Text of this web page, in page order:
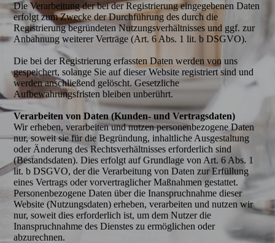
Die Verarbeitung der bei der Registrierung eingegebenen Daten
erfolgt zum Zwecke der Durchführung des durch die
Registrierung begründeten Nutzungsverhältnisses und ggf. zur
Anbahnung weiterer Verträge (Art. 6 Abs. 1 lit. b DSGVO).
Die bei der Registrierung erfassten Daten werden von uns
gespeichert, solange Sie auf dieser Website registriert sind und
werden anschließend gelöscht. Gesetzliche
Aufbewahrungsfristen bleiben unberührt.
Verarbeiten von Daten (Kunden- und Vertragsdaten)
Wir erheben, verarbeiten und nutzen personenbezogene Daten
nur, soweit sie für die Begründung, inhaltliche Ausgestaltung
oder Änderung des Rechtsverhältnisses erforderlich sind
(Bestandsdaten). Dies erfolgt auf Grundlage von Art. 6 Abs. 1
lit. b DSGVO, der die Verarbeitung von Daten zur Erfüllung
eines Vertrags oder vorvertraglicher Maßnahmen gestattet.
Personenbezogene Daten über die Inanspruchnahme dieser
Website (Nutzungsdaten) erheben, verarbeiten und nutzen wir
nur, soweit dies erforderlich ist, um dem Nutzer die
Inanspruchnahme des Dienstes zu ermöglichen oder
abzurechnen.